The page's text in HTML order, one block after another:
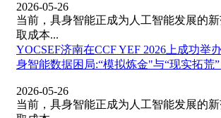
2026-05-26
当前，具身智能正成为人工智能发展的
取成本...
YOCSEF济南在CCF YEF 2026上成功举
身智能数据困局:“模拟炼金"与“现实拓荒
2026-05-26
当前，具身智能正成为人工智能发展的